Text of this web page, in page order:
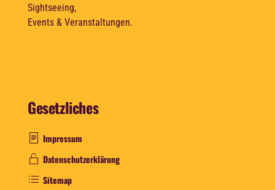
Sightseeing,
Events & Veranstaltungen.
Gesetzliches
Impressum
Datenschutzerklärung
Sitemap